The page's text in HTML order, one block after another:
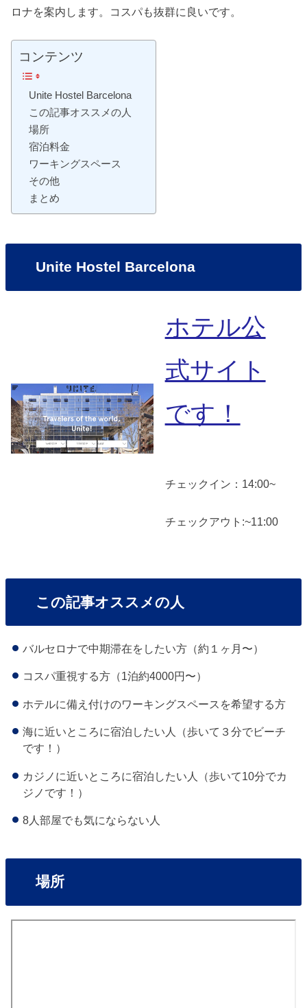
ロナを案内します。コスパも抜群に良いです。
コンテンツ
Unite Hostel Barcelona
この記事オススメの人
場所
宿泊料金
ワーキングスペース
その他
まとめ
Unite Hostel Barcelona
ホテル公
式サイト
です！
チェックイン：14:00~
チェックアウト:~11:00
この記事オススメの人
バルセロナで中期滞在をしたい方（約１ヶ月〜）
コスパ重視する方（1泊約4000円〜）
ホテルに備え付けのワーキングスペースを希望する方
海に近いところに宿泊したい人（歩いて３分でビーチ
です！）
カジノに近いところに宿泊したい人（歩いて10分でカ
ジノです！）
8人部屋でも気にならない人
場所